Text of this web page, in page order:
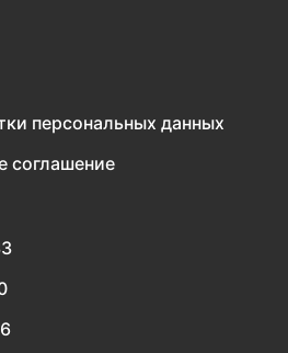
персональных данных
соглашение